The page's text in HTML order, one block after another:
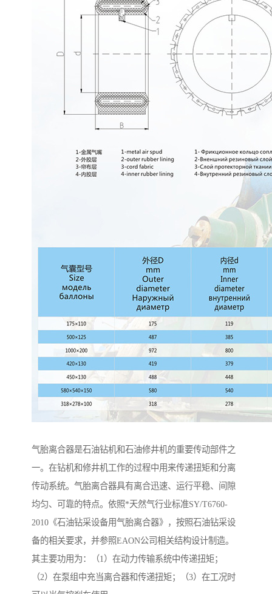
气胎离合器是石油钻机和石油修井机的重要传动部件之
一。在钻机和修井机工作的过程中用来传递扭矩和分离
传动系统。气胎离合器具有离合迅速、运行平稳、间隙
均匀、可靠的特点。依照*天然气行业标准SY/T6760-
2010《石油钻采设备用气胎离合器》，按照石油钻采设
备的相关要求，并参照EAON公司相关结构设计制造。
其主要功用为：（1）在动力传输系统中传递扭矩；
（2）在泵组中充当离合器和传递扭矩；（3）在工况时